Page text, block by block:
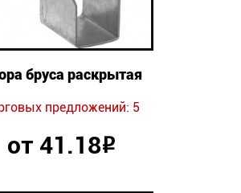
бруса раскрытая
предложений: 5
от 41.18Р